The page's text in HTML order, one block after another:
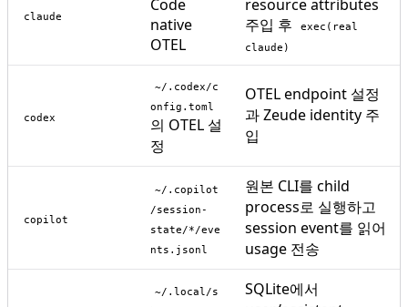
claude
Code
native
OTEL
resource attributes
주입 후
exec(real
claude)
codex
~/.codex/c
onfig.toml
의 OTEL 설
정
OTEL endpoint 설정
과 Zeude identity 주
입
copilot
~/.copilot
/session-
state/*/eve
nts.jsonl
원본 CLI를 child
process로 실행하고
session event를 읽어
usage 전송
~/.local/s
SQLite에서